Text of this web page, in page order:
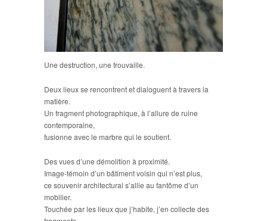
Une destruction, une trouvaille.
Deux lieux se rencontrent et dialoguent à travers la
matière.
Un fragment photographique, à l’allure de ruine
contemporaine,
fusionne avec le marbre qui le soutient.
Des vues d’une démolition à proximité.
Image-témoin d’un bâtiment voisin qui n’est plus,
ce souvenir architectural s’allie au fantôme d’un
mobilier.
Touchée par les lieux que j’habite, j’en collecte des